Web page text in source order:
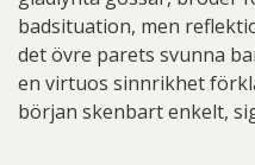
badsituation, men
det övre parets svunna
en virtuos sinnrikhet
början skenbart enkelt,